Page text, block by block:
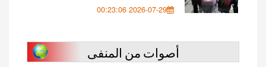
2026-07-29 00:23:06
أصوات من المنفى